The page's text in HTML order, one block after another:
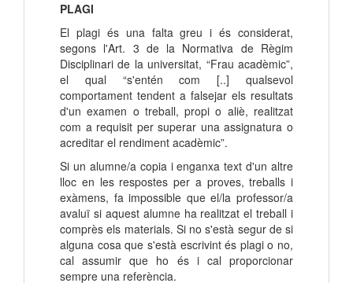
PLAGI
El plagi és una falta greu i és considerat,
segons l'Art. 3 de la Normativa de Règim
Disciplinari de la universitat, “Frau acadèmic”,
el qual “s'entén com [..] qualsevol
comportament tendent a falsejar els resultats
d'un examen o treball, propi o aliè, realitzat
com a requisit per superar una assignatura o
acreditar el rendiment acadèmic”.
Si un alumne/a copia i enganxa text d'un altre
lloc en les respostes per a proves, treballs i
exàmens, fa impossible que el/la professor/a
avaluï si aquest alumne ha realitzat el treball i
comprès els materials. Si no s'està segur de si
alguna cosa que s'està escrivint és plagi o no,
cal assumir que ho és i cal proporcionar
sempre una referència.